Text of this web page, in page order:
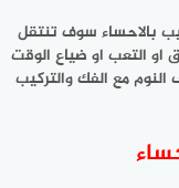
بالاحساء سوف تنتقل
او التعب او ضياع الوقت
مع الفك والتركيب